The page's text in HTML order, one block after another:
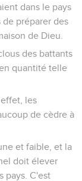
dans le pays
de préparer des
de Dieu.
des battants
quantité telle
les
de cèdre à
et faible, et la
doit élever
pays. C'est